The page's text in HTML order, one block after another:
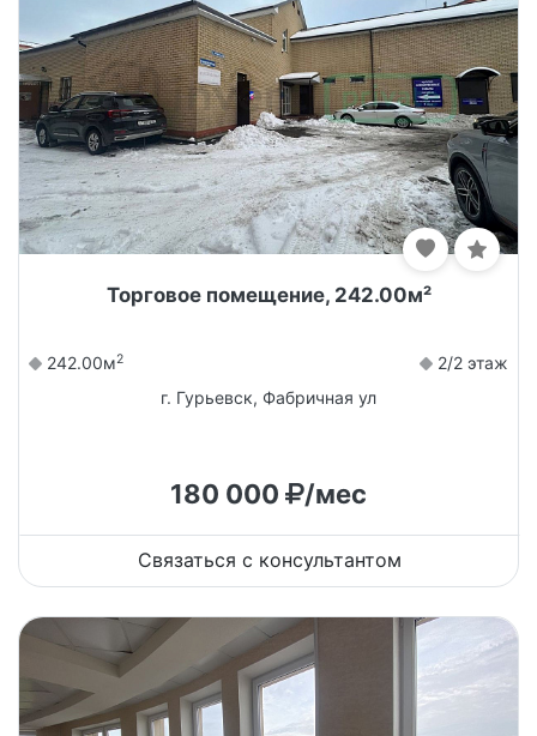
Торговое помещение, 242.00м²
242.00м2
2/2 этаж
г. Гурьевск, Фабричная ул
180 000 /мес
Связаться с консультантом